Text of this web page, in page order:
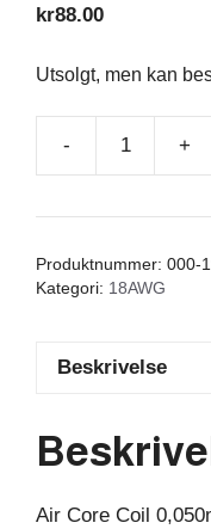
kr88.00
Utsolgt, men kan
- +
Produktnummer: 000-
Kategori: 18AWG
Beskrivelse
Air Core Coil